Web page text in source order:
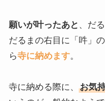
願いが叶ったあと 、だ
だるまの右目に「吽」
ら寺に納めます。
寺に納める際に、 お気